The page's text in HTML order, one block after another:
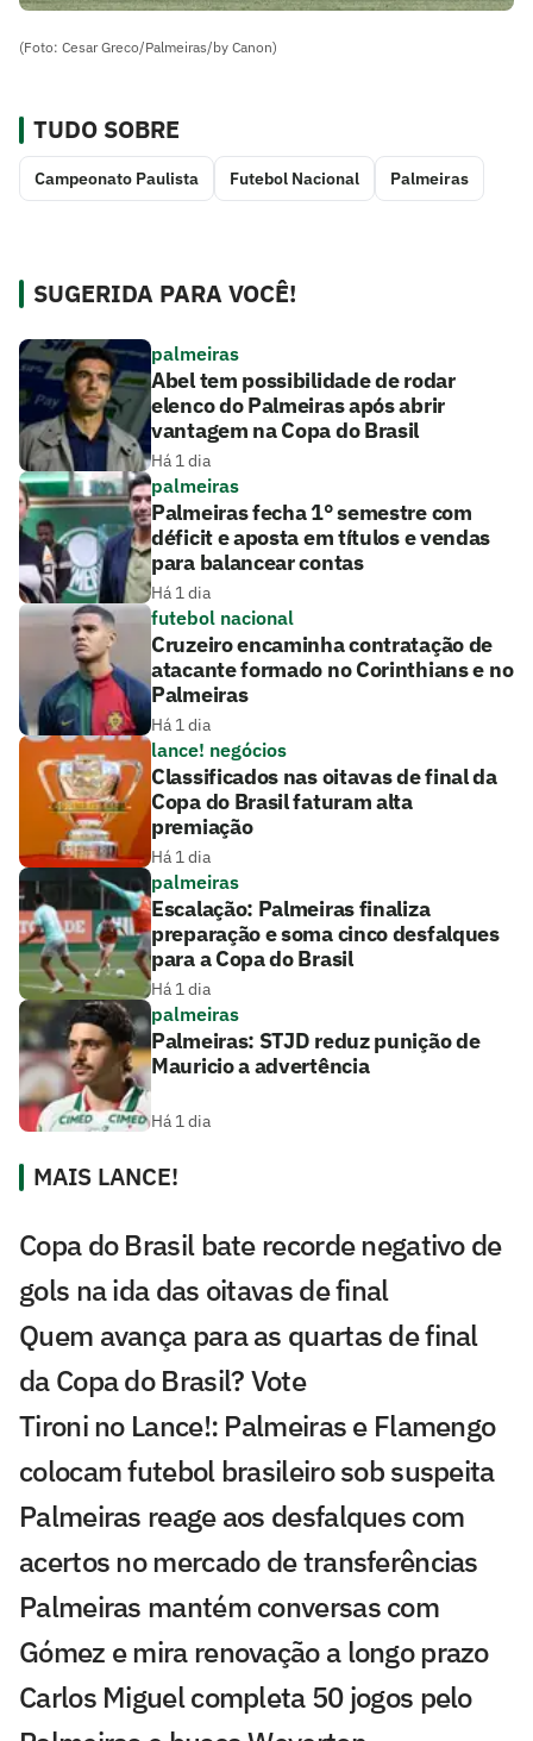
(Foto: Cesar Greco/Palmeiras/by Canon)
TUDO SOBRE
Campeonato Paulista Futebol Nacional Palmeiras
SUGERIDA PARA VOCÊ!
palmeiras
Abel tem possibilidade de rodar
elenco do Palmeiras após abrir
vantagem na Copa do Brasil
Há 1 dia
palmeiras
Palmeiras fecha 1° semestre com
déficit e aposta em títulos e vendas
para balancear contas
Há 1 dia
futebol nacional
Cruzeiro encaminha contratação de
atacante formado no Corinthians e no
Palmeiras
Há 1 dia
lance! negócios
Classificados nas oitavas de final da
Copa do Brasil faturam alta
premiação
Há 1 dia
palmeiras
Escalação: Palmeiras finaliza
preparação e soma cinco desfalques
para a Copa do Brasil
Há 1 dia
palmeiras
Palmeiras: STJD reduz punição de
Mauricio a advertência
Há 1 dia
MAIS LANCE!
Copa do Brasil bate recorde negativo de
gols na ida das oitavas de final
Quem avança para as quartas de final
da Copa do Brasil? Vote
Tironi no Lance!: Palmeiras e Flamengo
colocam futebol brasileiro sob suspeita
Palmeiras reage aos desfalques com
acertos no mercado de transferências
Palmeiras mantém conversas com
Gómez e mira renovação a longo prazo
Carlos Miguel completa 50 jogos pelo